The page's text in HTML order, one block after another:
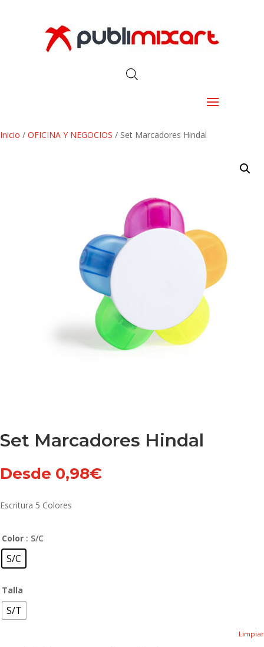
Inicio / OFICINA Y NEGOCIOS / Set Marcadores Hindal
Set Marcadores Hindal
Desde 0,98€
Escritura 5 Colores
Color : S/C
S/C
Talla
S/T
Limpiar